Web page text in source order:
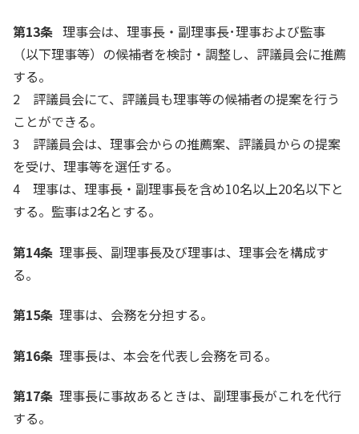
第13条 理事会は、理事長・副理事長･理事および監事
（以下理事等）の候補者を検討・調整し、評議員会に推薦
する。
2 評議員会にて、評議員も理事等の候補者の提案を行う
ことができる。
3 評議員会は、理事会からの推薦案、評議員からの提案
を受け、理事等を選任する。
4 理事は、理事長・副理事長を含め10名以上20名以下と
する。監事は2名とする。
第14条 理事長、副理事長及び理事は、理事会を構成す
る。
第15条 理事は、会務を分担する。
第16条 理事長は、本会を代表し会務を司る。
第17条 理事長に事故あるときは、副理事長がこれを代行
する。